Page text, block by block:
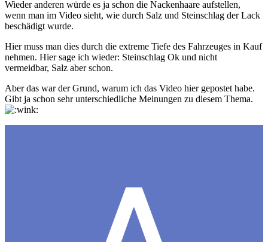
Wieder anderen würde es ja schon die Nackenhaare aufstellen,
wenn man im Video sieht, wie durch Salz und Steinschlag der Lack
beschädigt wurde.
Hier muss man dies durch die extreme Tiefe des Fahrzeuges in Kauf
nehmen. Hier sage ich wieder: Steinschlag Ok und nicht
vermeidbar, Salz aber schon.
Aber das war der Grund, warum ich das Video hier gepostet habe.
Gibt ja schon sehr unterschiedliche Meinungen zu diesem Thema.